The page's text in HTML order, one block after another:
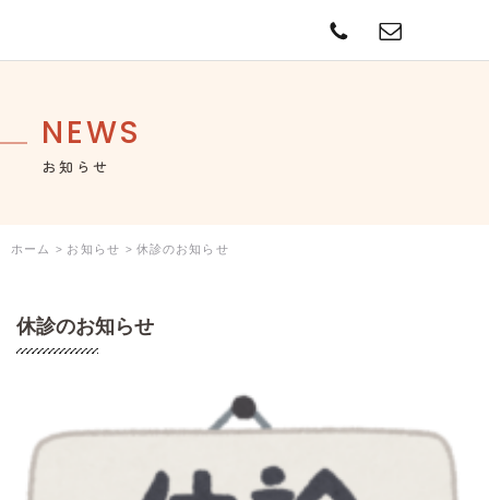
NEWS
お知らせ
ホーム お知らせ 休診のお知らせ
休診のお知らせ